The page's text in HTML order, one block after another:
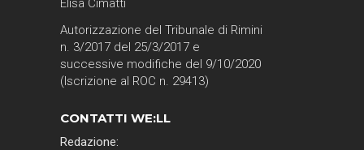
Autorizzazione del Tribunale di Rimini
n. 3/2017 del 25/3/2017 e
successive modifiche del 9/10/2020
(Iscrizione al ROC n. 29413)
CONTATTI WE:LL
Redazione: